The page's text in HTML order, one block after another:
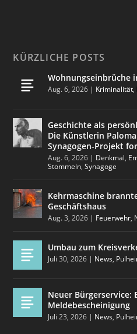
KÜRZLICHE POSTS
Wohnungseinbrüche
Aug. 6, 2026 | Kriminalität,
Geschichte als
Die Künstlerin
Synagogen-Projekt
Aug. 6, 2026 | Denkmal,
Stommeln,Synagoge
Kehrmaschine
Geschäftshaus
Aug. 3, 2026 | Feuerwehr,
Umbau zum
Juli 30, 2026 | News,
Neuer Bürgerservice:
Meldebescheinigung
Juli 23, 2026 | News,